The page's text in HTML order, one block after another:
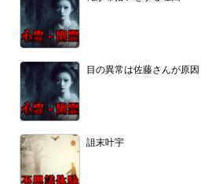
目の異常は佐藤さんが原因
詛末叶宇